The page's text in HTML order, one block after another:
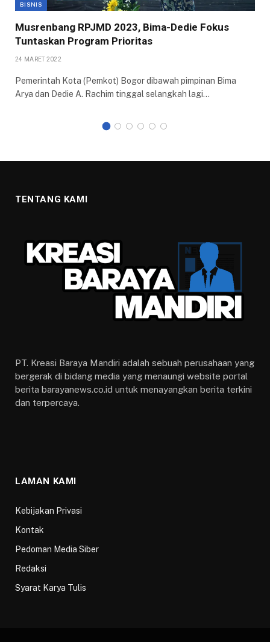
BISNIS
Musrenbang RPJMD 2023, Bima-Dedie Fokus
Tuntaskan Program Prioritas
24 MARET 2022
Pemerintah Kota (Pemkot) Bogor dibawah pimpinan Bima
Arya dan Dedie A. Rachim tinggal selangkah lagi…
TENTANG KAMI
PT. Kreasi Baraya Mandiri adalah sebuah perusahaan yang
bergerak di bidang media yang menaungi website portal
berita barayanews.co.id untuk menayangkan berita terkini
dan terpercaya.
LAMAN KAMI
Kebijakan Privasi
Kontak
Pedoman Media Siber
Redaksi
Syarat Karya Tulis